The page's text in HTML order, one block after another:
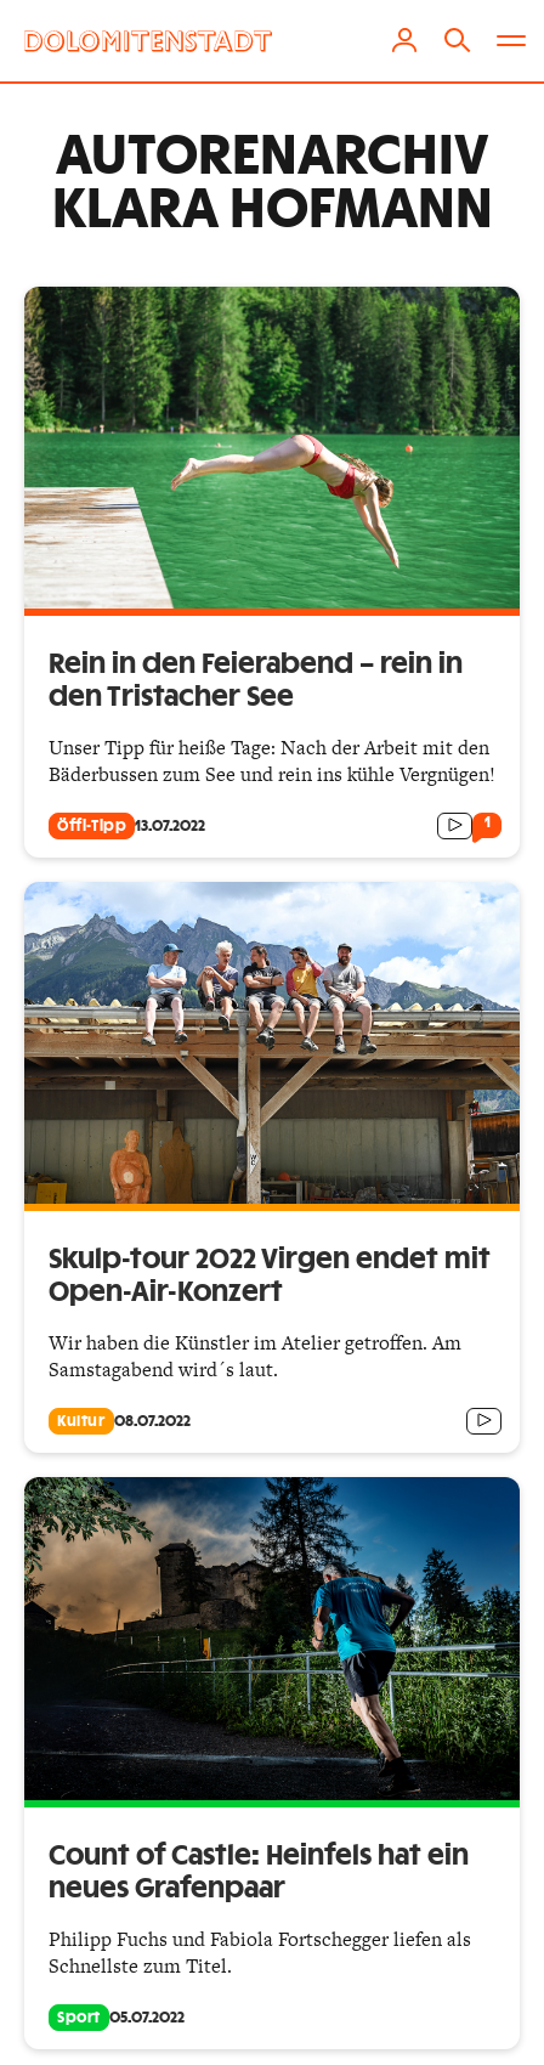
AUTOREN­ARCHIV
KLARA HOFMANN
Rein in den Feierabend – rein in
den Tristacher See
Unser Tipp für heiße Tage: Nach der Arbeit mit den
Bäderbussen zum See und rein ins kühle Vergnügen!
Öffi-Tipp 13.07.2022 1
Skulp-tour 2022 Virgen endet mit
Open-Air-Konzert
Wir haben die Künstler im Atelier getroffen. Am
Samstagabend wird´s laut.
Kultur 08.07.2022
Count of Castle: Heinfels hat ein
neues Grafenpaar
Philipp Fuchs und Fabiola Fortschegger liefen als
Schnellste zum Titel.
Sport 05.07.2022